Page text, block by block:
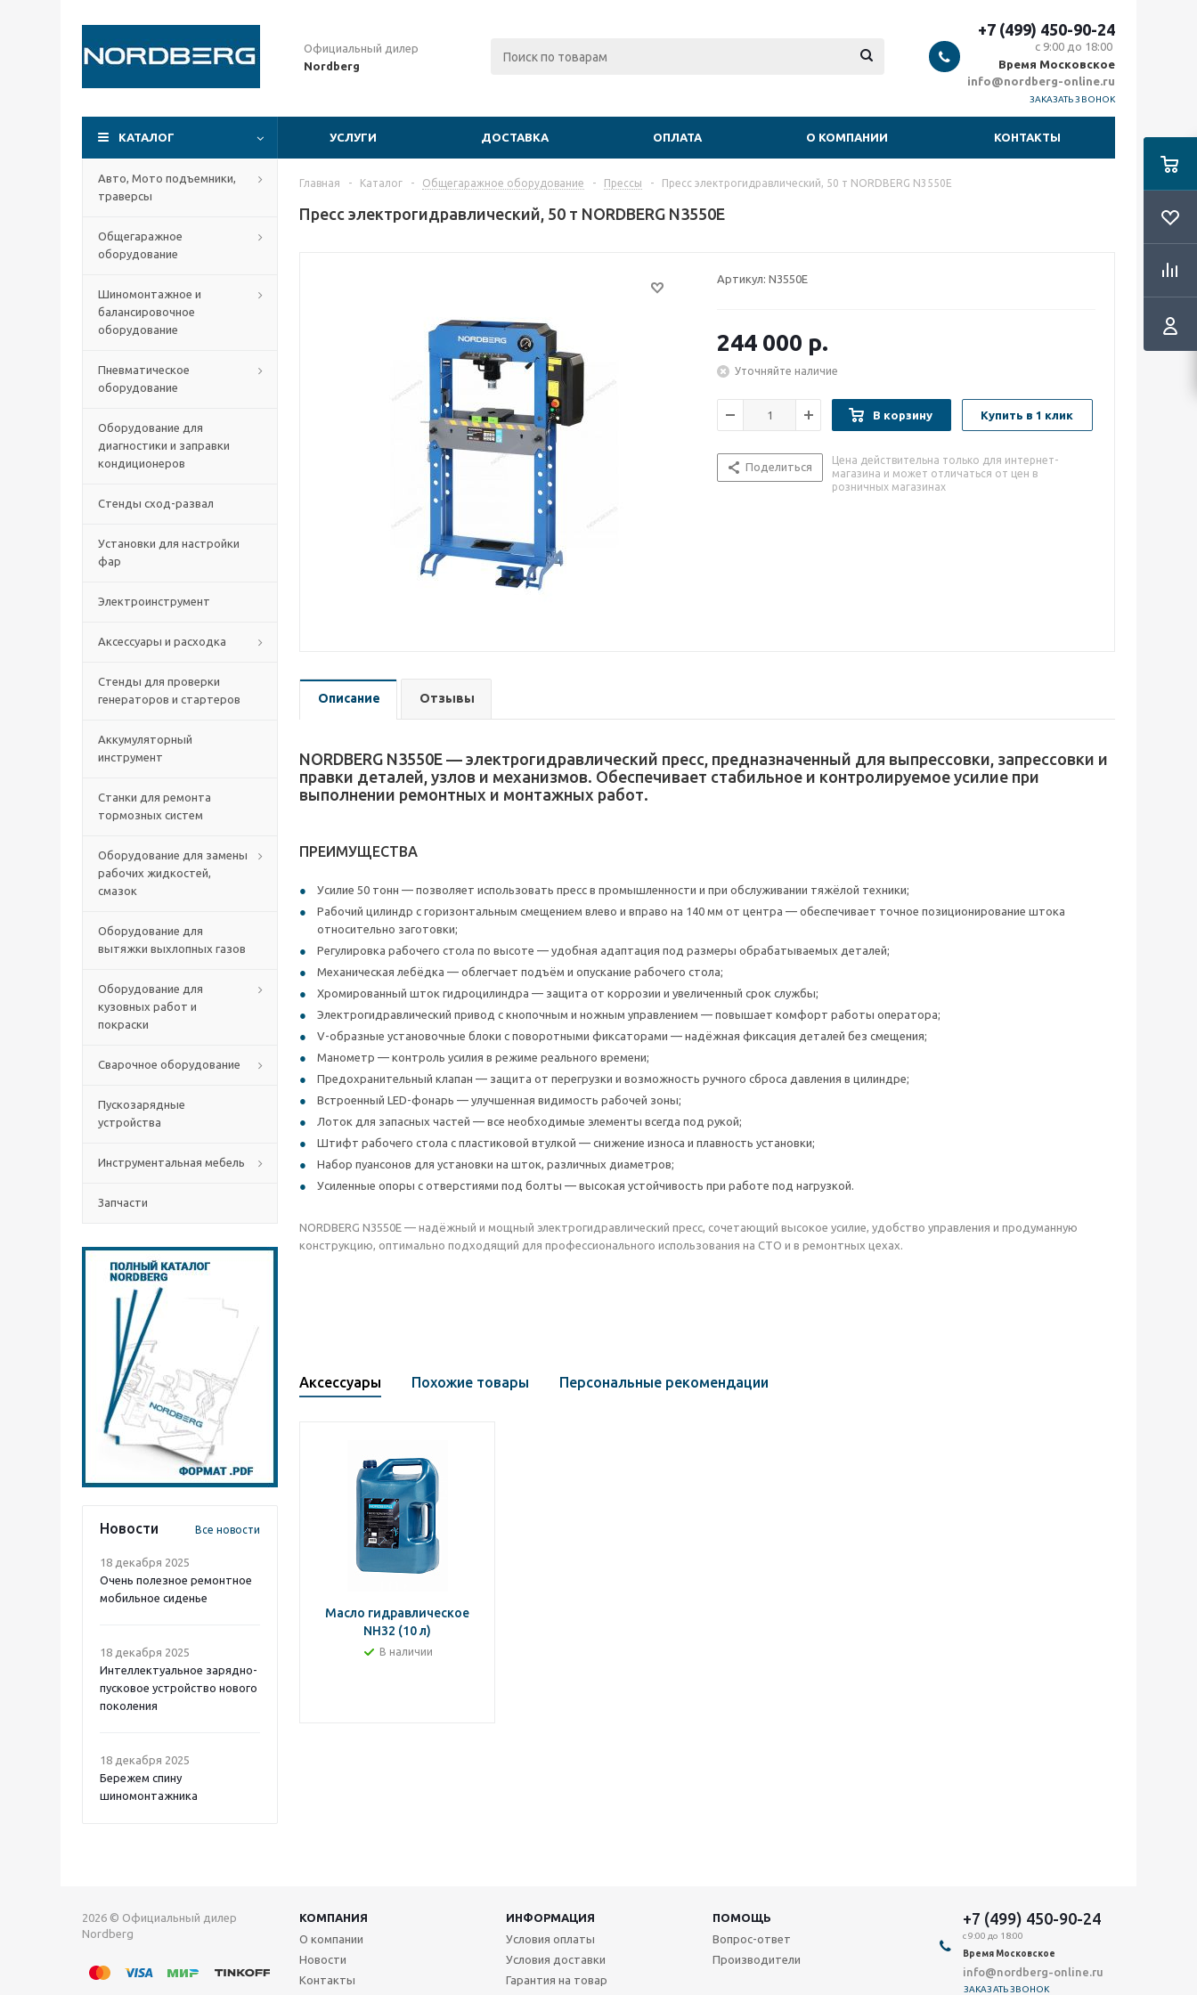
Официальный дилер
Nordberg
+7 (499) 450-90-24
с 9:00 до 18:00
Время Московское
info@nordberg-online.ru
ЗАКАЗАТЬ ЗВОНОК
КАТАЛОГ УСЛУГИ ДОСТАВКА ОПЛАТА О КОМПАНИИ КОНТАКТЫ
Авто, Мото подъемники,
траверсы
Общегаражное
оборудование
Шиномонтажное и
балансировочное
оборудование
Пневматическое
оборудование
Оборудование для
диагностики и заправки
кондиционеров
Стенды сход-развал
Установки для настройки
фар
Электроинструмент
Аксессуары и расходка
Стенды для проверки
генераторов и стартеров
Аккумуляторный
инструмент
Станки для ремонта
тормозных систем
Оборудование для замены
рабочих жидкостей,
смазок
Оборудование для
вытяжки выхлопных газов
Оборудование для
кузовных работ и
покраски
Сварочное оборудование
Пускозарядные
устройства
Инструментальная мебель
Запчасти
Новости Все новости
18 декабря 2025
Очень полезное ремонтное
мобильное сиденье
18 декабря 2025
Интеллектуальное зарядно-
пусковое устройство нового
поколения
18 декабря 2025
Бережем спину
шиномонтажника
Главная - Каталог - Общегаражное оборудование - Прессы - Пресс электрогидравлический, 50 т NORDBERG N3550E
Пресс электрогидравлический, 50 т NORDBERG N3550E
Артикул: N3550E
244 000 р.
Уточняйте наличие
В корзину Купить в 1 клик
Поделиться
Цена действительна только для интернет-
магазина и может отличаться от цен в
розничных магазинах
Описание Отзывы
NORDBERG N3550E — электрогидравлический пресс, предназначенный для выпрессовки, запрессовки и
правки деталей, узлов и механизмов. Обеспечивает стабильное и контролируемое усилие при
выполнении ремонтных и монтажных работ.
ПРЕИМУЩЕСТВА
Усилие 50 тонн — позволяет использовать пресс в промышленности и при обслуживании тяжёлой техники;
Рабочий цилиндр с горизонтальным смещением влево и вправо на 140 мм от центра — обеспечивает точное позиционирование штока
относительно заготовки;
Регулировка рабочего стола по высоте — удобная адаптация под размеры обрабатываемых деталей;
Механическая лебёдка — облегчает подъём и опускание рабочего стола;
Хромированный шток гидроцилиндра — защита от коррозии и увеличенный срок службы;
Электрогидравлический привод с кнопочным и ножным управлением — повышает комфорт работы оператора;
V-образные установочные блоки с поворотными фиксаторами — надёжная фиксация деталей без смещения;
Манометр — контроль усилия в режиме реального времени;
Предохранительный клапан — защита от перегрузки и возможность ручного сброса давления в цилиндре;
Встроенный LED-фонарь — улучшенная видимость рабочей зоны;
Лоток для запасных частей — все необходимые элементы всегда под рукой;
Штифт рабочего стола с пластиковой втулкой — снижение износа и плавность установки;
Набор пуансонов для установки на шток, различных диаметров;
Усиленные опоры с отверстиями под болты — высокая устойчивость при работе под нагрузкой.
NORDBERG N3550E — надёжный и мощный электрогидравлический пресс, сочетающий высокое усилие, удобство управления и продуманную
конструкцию, оптимально подходящий для профессионального использования на СТО и в ремонтных цехах.
Аксессуары Похожие товары Персональные рекомендации
Масло гидравлическое
NH32 (10 л)
В наличии
2026 © Официальный дилер
Nordberg
КОМПАНИЯ ИНФОРМАЦИЯ
ПОМОЩЬ
О компании
Новости
Контакты
Условия оплаты
Условия доставки
Гарантия на товар
Вопрос-ответ
Производители
+7 (499) 450-90-24
с 9:00 до 18:00
Время Московское
info@nordberg-online.ru
ЗАКАЗАТЬ ЗВОНОК